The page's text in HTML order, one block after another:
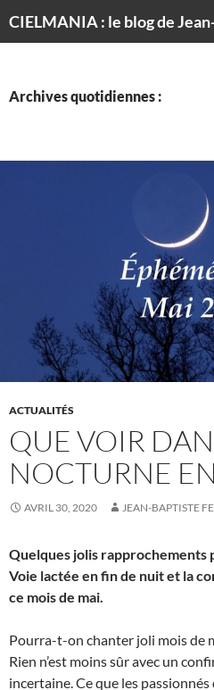
Archives quotidiennes :
ACTUALITÉS
QUE VOIR
NOCTURNE
AVRIL 30, 2020 JEAN-BAPTISTE
Quelques jolis rapprochements
Voie lactée en fin de nuit et la
ce mois de mai.
Pourra-t-on chanter joli mois de
Rien n’est moins sûr avec un
incertaine. Ce que les